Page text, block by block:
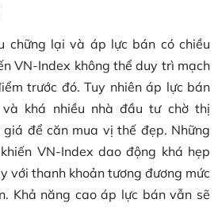
chững lại và áp lực bán có chiều
VN-Index không thể duy trì mạch
trước đó. Tuy nhiên áp lực bán
khá nhiều nhà đầu tư chờ thị
để căn mua vị thế đẹp. Những
VN-Index dao động khá hẹp
với thanh khoản tương đương mức
Khả năng cao áp lực bán vẫn sẽ